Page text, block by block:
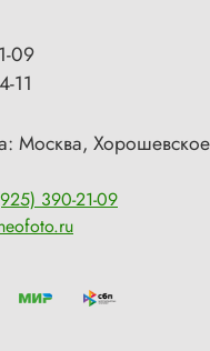
09
11
Москва,
390-21-09